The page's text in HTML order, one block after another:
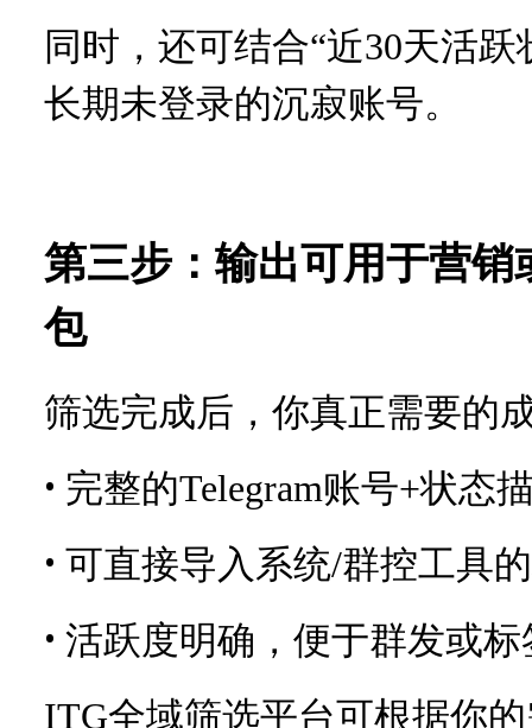
同时，还可结合“近30天活
长期未登录的沉寂账号。
第三步：输出可用于营销
包
筛选完成后，你真正需要的
• 完整的Telegram账号+状态
• 可直接导入系统/群控工具
• 活跃度明确，便于群发或
ITG全域筛选平台可根据你